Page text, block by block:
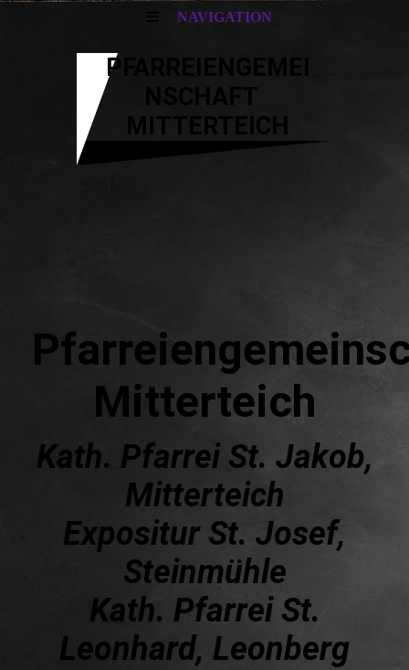
NAVIGATION
PFARREIENGEMEI
MITTERTEICH
Mitterteich
Kath. Pfarrei St. Jakob,
Mitterteich
Expositur St. Josef,
Steinmühle
Kath. Pfarrei St.
Leonhard, Leonberg